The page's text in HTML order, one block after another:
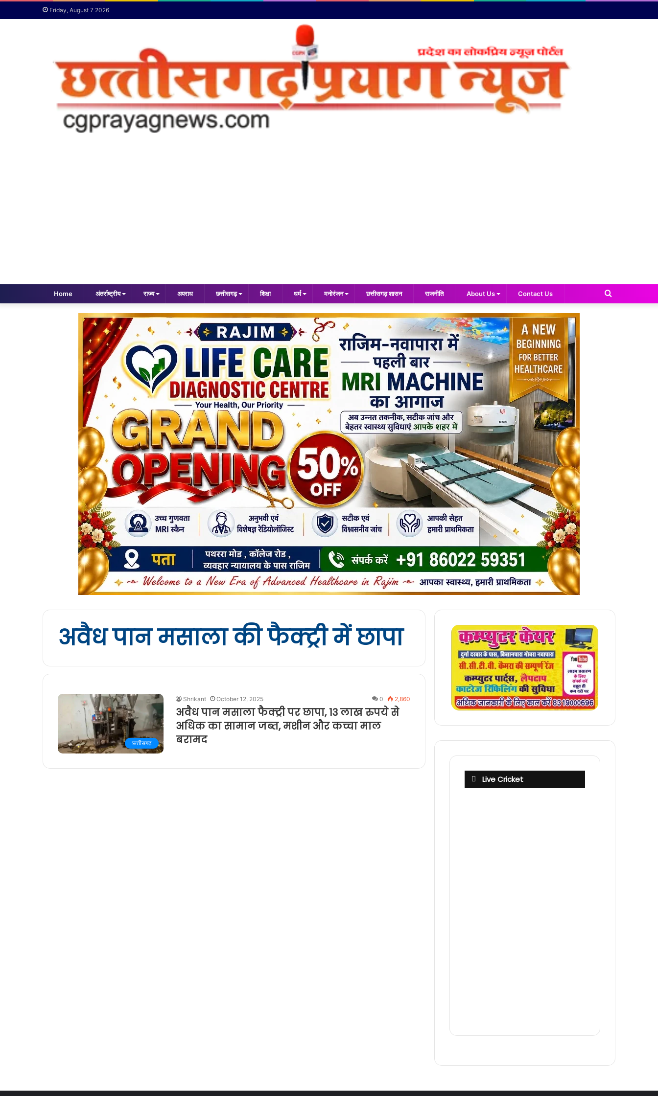
Friday, August 7 2026
Home अंतर्राष्ट्रीय राज्य अपराध छत्तीसगढ़ शिक्षा धर्म मनोरंजन छत्तीसगढ़ शासन राजनीति About Us Contact Us
Search
अवैध पान मसाला की फैक्ट्री में छापा
छत्तीसगढ़
Shrikant October 12, 2025 0 2,860
अवैध पान मसाला फैक्ट्री पर छापा, 13 लाख रुपये से
अधिक का सामान जब्त, मशीन और कच्चा माल
बरामद
Live Cricket